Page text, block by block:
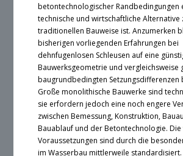
betontechnologischer Randbedingungen
technische und wirtschaftliche Alternative
traditionellen Bauweise ist. Anzumerken
bisherigen vorliegenden Erfahrungen bei
dehnfugenlosen Schleusen auf eine
Bauwerksgeometrie und vergleichsweise
baugrundbedingten Setzungsdifferenzen
Große monolithische Bauwerke sind
sie erfordern jedoch eine noch engere
zwischen Bemessung, Konstruktion,
Bauablauf und der Betontechnologie. Die
Voraussetzungen sind durch die
im Wasserbau mittlerweile standardisiert.